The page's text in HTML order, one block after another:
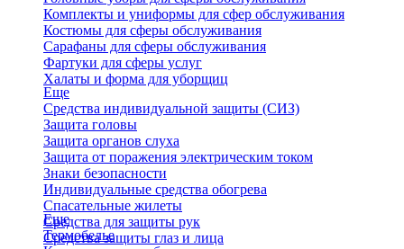
Комплекты и униформы для сфер обслуживания
Костюмы для сферы обслуживания
Сарафаны для сферы обслуживания
Фартуки для сферы услуг
Халаты и форма для уборщиц
Еще
Средства индивидуальной защиты (СИЗ)
Защита головы
Защита органов слуха
Защита от поражения электрическим током
Знаки безопасности
Индивидуальные средства обогрева
Спасательные жилеты
Средства для защиты рук
Средства защиты глаз и лица
Еще
Термобелье